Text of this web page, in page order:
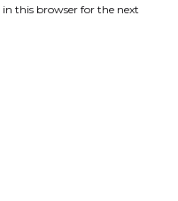
this browser for the next